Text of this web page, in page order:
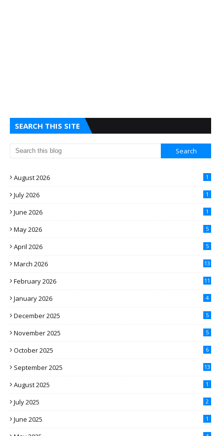
SEARCH THIS SITE
August 2026 1
July 2026 1
June 2026 1
May 2026 5
April 2026 5
March 2026 13
February 2026 11
January 2026 4
December 2025 5
November 2025 5
October 2025 6
September 2025 13
August 2025 1
July 2025 2
June 2025 1